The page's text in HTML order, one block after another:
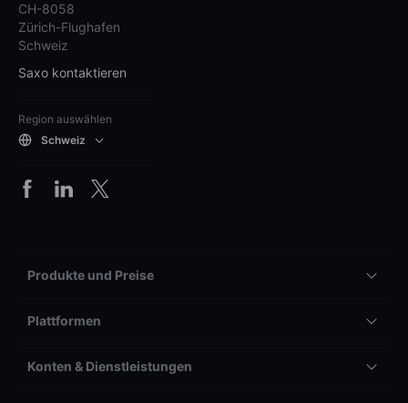
CH-8058
Zürich-Flughafen
Schweiz
Saxo kontaktieren
Region auswählen
Schweiz
Produkte und Preise
Plattformen
Konten & Dienstleistungen